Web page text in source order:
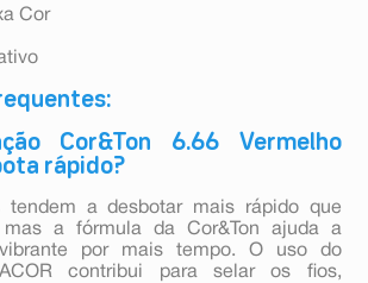
Cor
Cor&Ton 6.66 Vermelho
rápido?
tendem a desbotar mais rápido que
mas a fórmula da Cor&Ton ajuda a
por mais tempo. O uso do
contribui para selar os fios,